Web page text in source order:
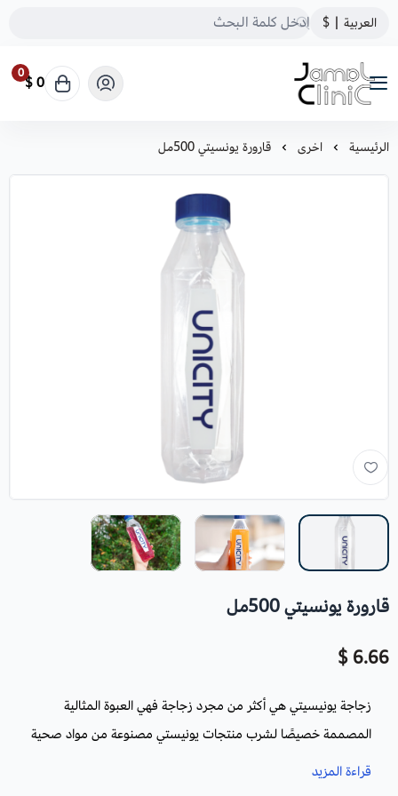
العربية |
$
Jamal Clinic.com
0 0 $
الرئيسية اخرى قارورة يونسيتي 500مل
قارورة يونسيتي 500مل
6.66 $
زجاجة يونيسيتي هي أكثر من مجرد زجاجة فهي العبوة المثالية
المصممة خصيصًا لشرب منتجات يونيستي مصنوعة من مواد صحية
محافظة على البيئة. هذا المنتج الفريد يجمع بين العلم والتكنولوجيا
قراءة المزيد